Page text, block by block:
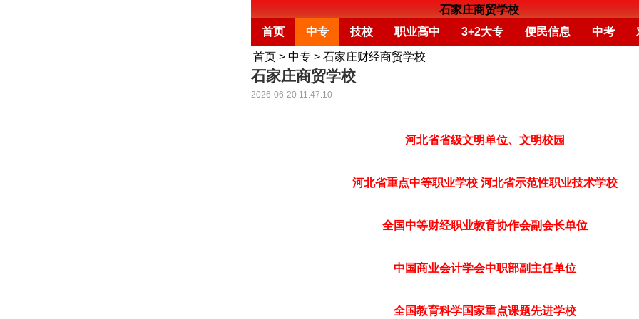
石家庄商贸学校
首页
中专 技校 职业高中 3+2大专 便民信息 中考
首页 > 中专 > 石家庄财经商贸学校
石家庄商贸学校
2026-06-20 11:47:10
河北省省级文明单位、文明校园
河北省重点中等职业学校 河北省示范性职业技术学校
全国中等财经职业教育协作会副会长单位
中国商业会计学会中职部副主任单位
全国教育科学国家重点课题先进学校